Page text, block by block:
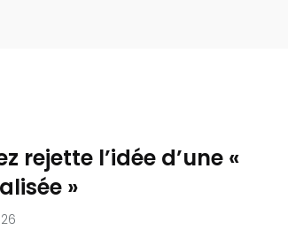
rejette l’idée d’une «
»